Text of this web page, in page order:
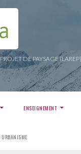
DE PAYSAGE (LAREP)
ENSEIGNEMENT